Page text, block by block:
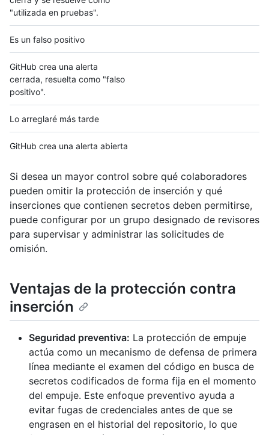
"utilizada en pruebas".
Es un falso positivo
GitHub crea una alerta
cerrada, resuelta como "falso
positivo".
Lo arreglaré más tarde
GitHub crea una alerta abierta
Si desea un mayor control sobre qué colaboradores
pueden omitir la protección de inserción y qué
inserciones que contienen secretos deben permitirse,
puede configurar por un grupo designado de revisores
para supervisar y administrar las solicitudes de
omisión.
Ventajas de la protección contra
inserción
Seguridad preventiva: La protección de empuje
actúa como un mecanismo de defensa de primera
línea mediante el examen del código en busca de
secretos codificados de forma fija en el momento
del empuje. Este enfoque preventivo ayuda a
evitar fugas de credenciales antes de que se
engrasen en el historial del repositorio, lo que